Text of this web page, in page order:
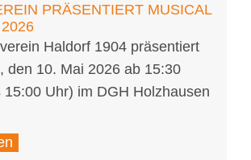
PRÄSENTIERT MUSICAL
Haldorf 1904 präsentiert
den 10. Mai 2026 ab 15:30
15:00 Uhr) im DGH Holzhausen